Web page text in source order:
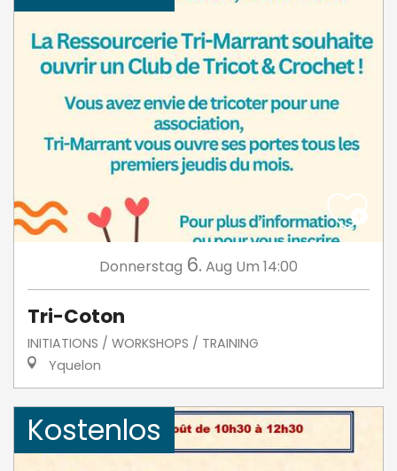
Donnerstag 6. Aug Um 14:00
Tri-Coton
INITIATIONS / WORKSHOPS / TRAINING
Yquelon
Kostenlos